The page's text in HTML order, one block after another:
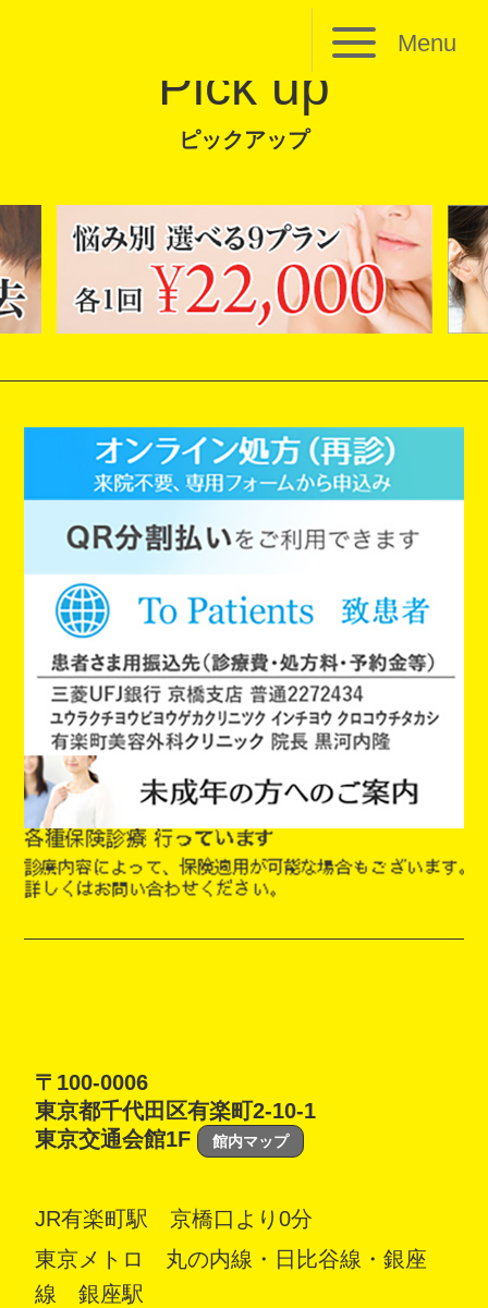
Menu
Pick up
ピックアップ
〒100-0006
東京都千代田区有楽町2-10-1
東京交通会館1F
館内マップ
JR有楽町駅 京橋口より0分
東京メトロ 丸の内線・日比谷線・銀座
線 銀座駅